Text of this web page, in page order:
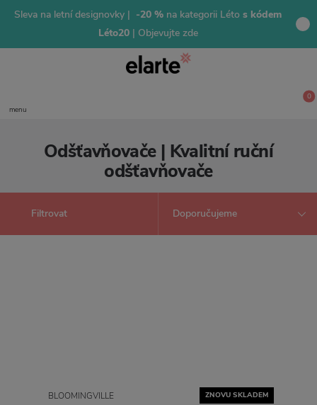
Sleva na letní designovky | -20 % na kategorii Léto s kódem
Léto20 | Objevujte zde
menu
0
Odšťavňovače | Kvalitní ruční
odšťavňovače
Filtrovat
BLOOMINGVILLE ZNOVU SKLADEM